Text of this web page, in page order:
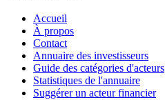
Accueil
À propos
Contact
Annuaire des investisseurs
Guide des catégories d'acteurs
Statistiques de l'annuaire
Suggérer un acteur financier